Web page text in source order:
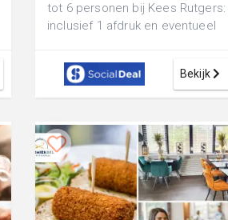
tot 6 personen bij Kees Rutgers:
inclusief 1 afdruk en eventueel
Bekijk